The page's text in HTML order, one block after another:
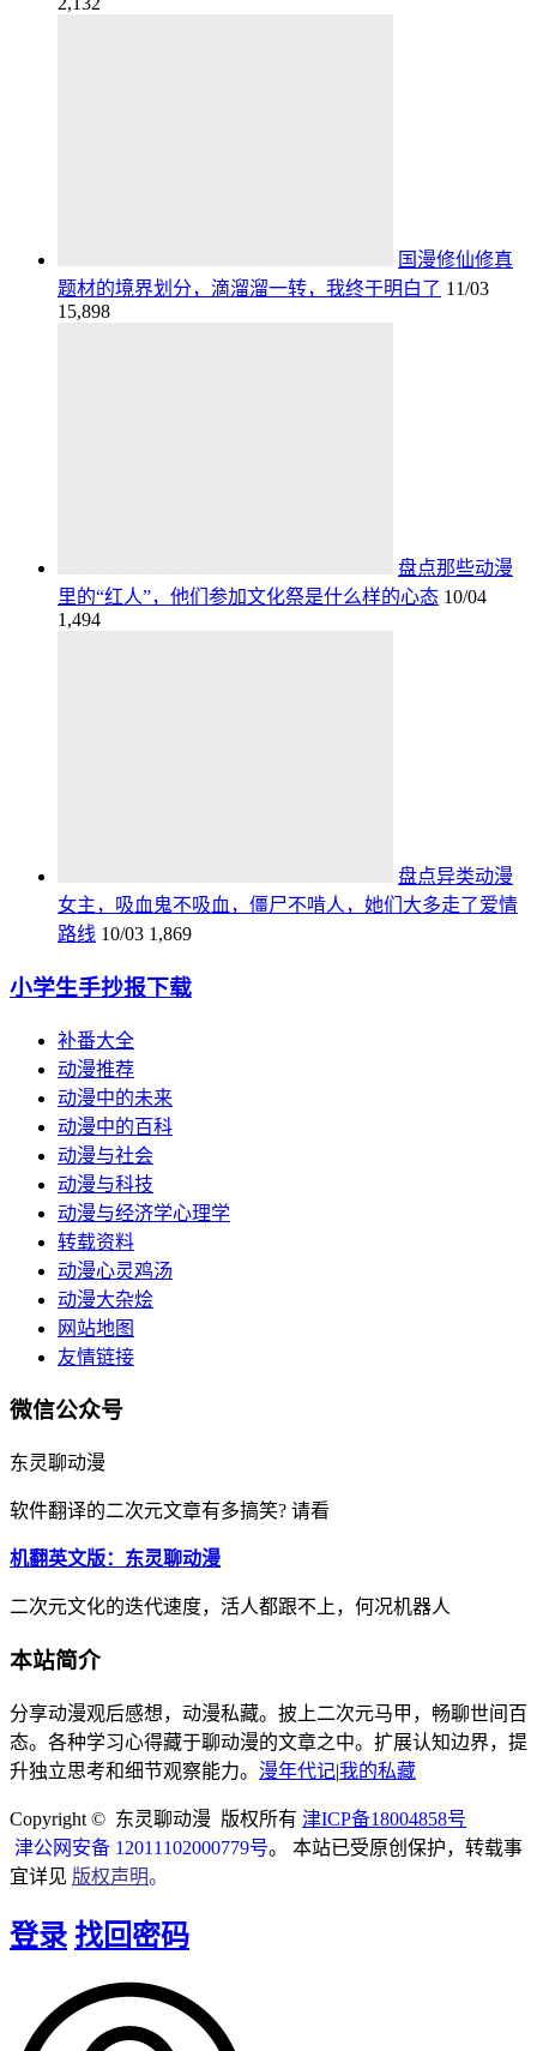
国漫修仙修真
题材的境界划分，滴溜溜一转，我终于明白了 11/03
15,898
盘点那些动漫
里的“红人”，他们参加文化祭是什么样的心态 10/04
1,494
盘点异类动漫
女主，吸血鬼不吸血，僵尸不啃人，她们大多走了爱情
路线 10/03 1,869
小学生手抄报下载
补番大全
动漫推荐
动漫中的未来
动漫中的百科
动漫与社会
动漫与科技
动漫与经济学心理学
转载资料
动漫心灵鸡汤
动漫大杂烩
网站地图
友情链接
微信公众号
东灵聊动漫
软件翻译的二次元文章有多搞笑? 请看
机翻英文版：东灵聊动漫
二次元文化的迭代速度，活人都跟不上，何况机器人
本站简介
分享动漫观后感想，动漫私藏。披上二次元马甲，畅聊世间百
态。各种学习心得藏于聊动漫的文章之中。扩展认知边界，提
升独立思考和细节观察能力。 漫年代记|我的私藏
Copyright © 东灵聊动漫 版权所有 津ICP备18004858号
津公网安备 12011102000779号。 本站已受原创保护，转载事
宜详见 版权声明。
登录 找回密码